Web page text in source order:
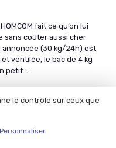
fait ce qu’on lui
sans coûter aussi cher
annoncée (30 kg/24h) est
ventilée, le bac de 4 kg
petit...
le contrôle sur ceux que
Personnaliser